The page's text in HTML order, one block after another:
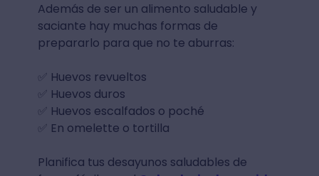
Además de ser un alimento saludable y
saciante hay muchas formas de
prepararlo para que no te aburras:
✅ Huevos revueltos
✅ Huevos duros
✅ Huevos escalfados o poché
✅ En omelette o tortilla
Planifica tus desayunos saludables de